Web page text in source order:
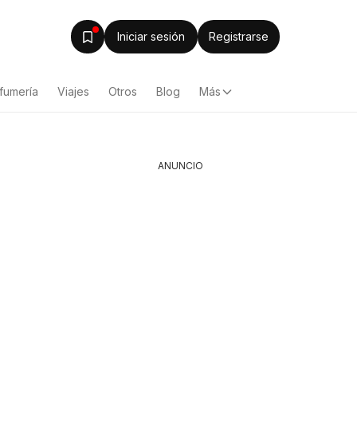
Iniciar sesión Registrarse
Viajes Otros Blog Más
ANUNCIO